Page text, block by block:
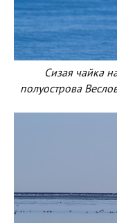
Сизая чайка
полуострова